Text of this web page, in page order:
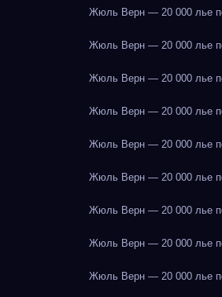
Жюль Верн — 20 000 лье
Жюль Верн — 20 000 лье
Жюль Верн — 20 000 лье
Жюль Верн — 20 000 лье
Жюль Верн — 20 000 лье
Жюль Верн — 20 000 лье
Жюль Верн — 20 000 лье
Жюль Верн — 20 000 лье
Жюль Верн — 20 000 лье